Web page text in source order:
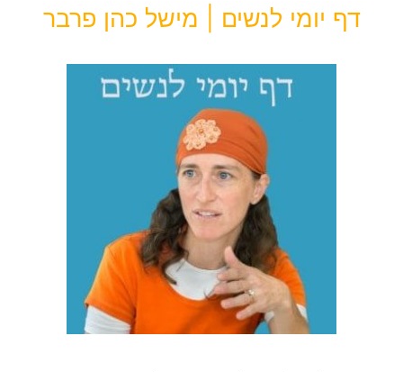
דף יומי לנשים | מישל כהן פרבר